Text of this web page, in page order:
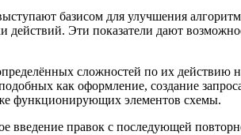
базисом для улучшения
действий. Эти показатели дают
сложностей по их действию
как оформление, создание
функционирующих элементов схемы.
введение правок с последующей